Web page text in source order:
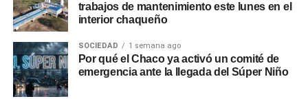
trabajos de mantenimiento este lunes en el
interior chaqueño
SOCIEDAD 1 semana ago
Por qué el Chaco ya activó un comité de
emergencia ante la llegada del Súper Niño